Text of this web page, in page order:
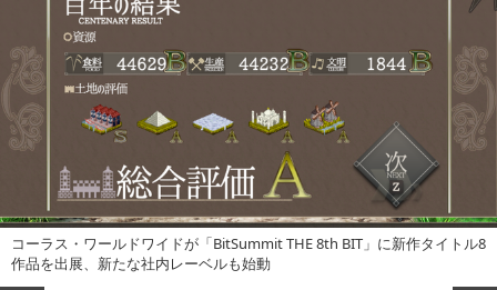
コーラス・ワールドワイドが「BitSummit THE 8th BIT」に新作タイトル8
作品を出展、新たな社内レーベルも始動